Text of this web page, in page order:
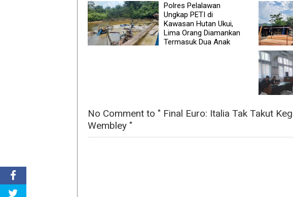
Polres Pelalawan
Ungkap PETI di
Kawasan Hutan Ukui,
Lima Orang Diamankan
Termasuk Dua Anak
No Comment to " Final Euro: Italia Tak Takut
Wembley "